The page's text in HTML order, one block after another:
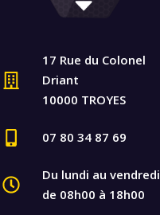
17 Rue du Colonel
Driant
10000 TROYES
07 80 34 87 69
Du lundi au vendredi
de 08h00 à 18h00